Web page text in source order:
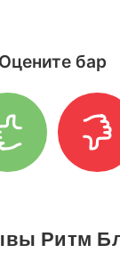
бар
Ритм